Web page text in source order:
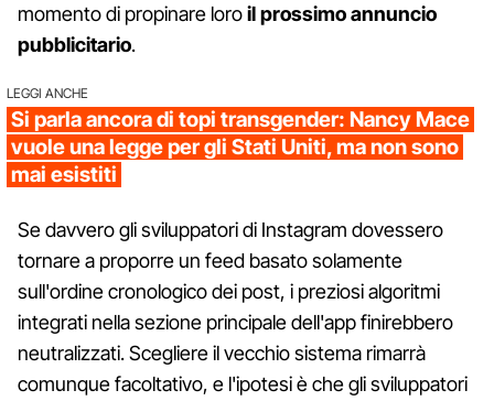
momento di propinare loroil prossimo annuncio
pubblicitario.
LEGGI ANCHE
Si parla ancora di topi transgender: Nancy Mace
vuole una legge per gli Stati Uniti, ma non sono
mai esistiti
Se davvero gli sviluppatori di Instagram dovessero
tornare a proporre un feed basato solamente
sull'ordine cronologico dei post, i preziosi algoritmi
integrati nella sezione principale dell'app finirebbero
neutralizzati. Scegliere il vecchio sistema rimarrà
comunque facoltativo, e l'ipotesi è che gli sviluppatori